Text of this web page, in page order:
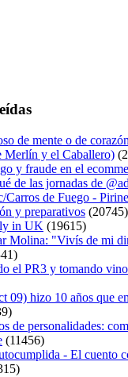
de mente o de
Merlín y el Caballero)
y fraude en el
de las jornadas de
Carros de Fuego -
y preparativos (20745)
in UK (19615)
Molina: "Vivís de mi
el PR3 y tomando
09) hizo 10 años que
de personalidades:
(11456)
- El cuento